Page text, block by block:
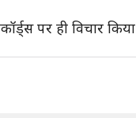
पर ही विचार